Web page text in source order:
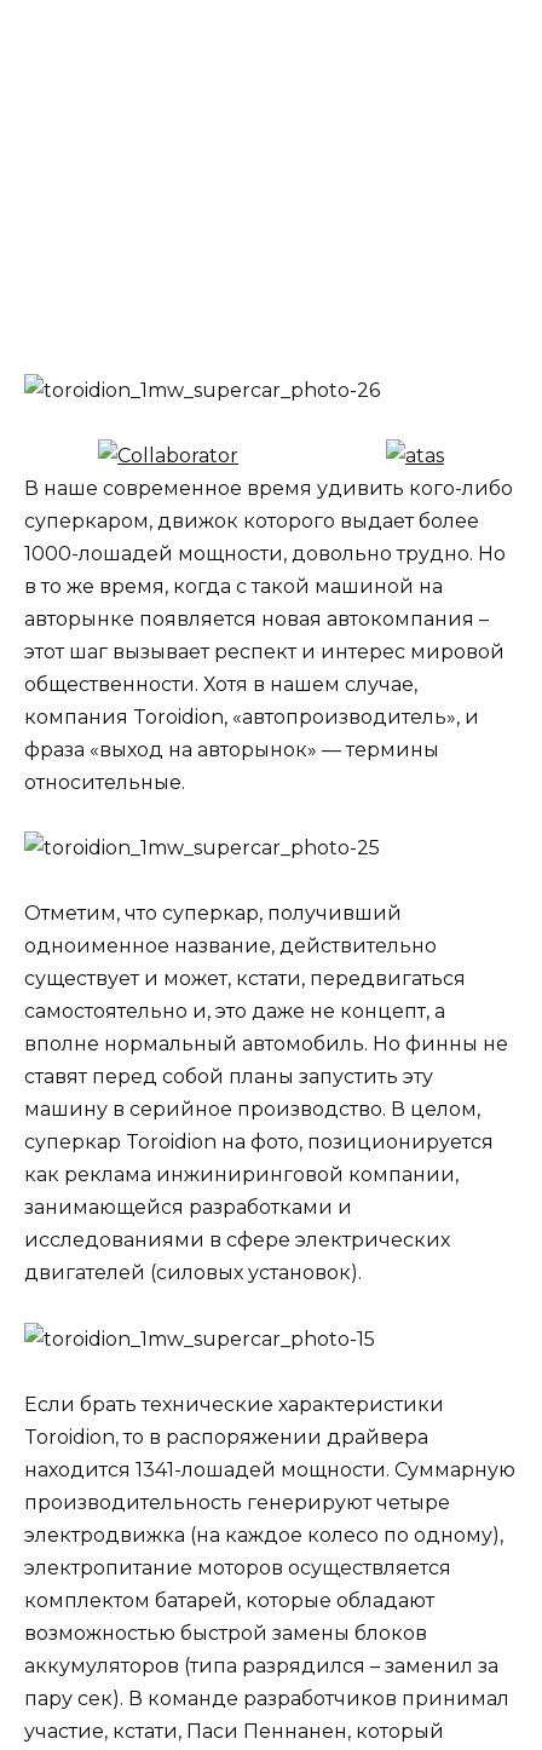
В наше современное время удивить кого-либо
суперкаром, движок которого выдает более
1000-лошадей мощности, довольно трудно. Но
в то же время, когда с такой машиной на
авторынке появляется новая автокомпания –
этот шаг вызывает респект и интерес мировой
общественности. Хотя в нашем случае,
компания Toroidion, «автопроизводитель», и
фраза «выход на авторынок» — термины
относительные.
Отметим, что суперкар, получивший
одноименное название, действительно
существует и может, кстати, передвигаться
самостоятельно и, это даже не концепт, а
вполне нормальный автомобиль. Но финны не
ставят перед собой планы запустить эту
машину в серийное производство. В целом,
суперкар Toroidion на фото, позиционируется
как реклама инжиниринговой компании,
занимающейся разработками и
исследованиями в сфере электрических
двигателей (силовых установок).
Если брать технические характеристики
Toroidion, то в распоряжении драйвера
находится 1341-лошадей мощности. Суммарную
производительность генерируют четыре
электродвижка (на каждое колесо по одному),
электропитание моторов осуществляется
комплектом батарей, которые обладают
возможностью быстрой замены блоков
аккумуляторов (типа разрядился – заменил за
пару сек). В команде разработчиков принимал
участие, кстати, Паси Пеннанен, который